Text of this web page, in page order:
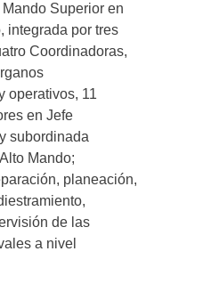
Mando Superior en
integrada por tres
Coordinadoras,
operativos, 11
en Jefe
subordinada
Mando;
planeación,
de las
a nivel